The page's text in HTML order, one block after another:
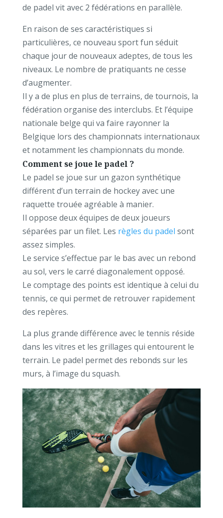
de padel vit avec 2 fédérations en parallèle.
En raison de ses caractéristiques si
particulières, ce nouveau sport fun séduit
chaque jour de nouveaux adeptes, de tous les
niveaux. Le nombre de pratiquants ne cesse
d’augmenter.
Il y a de plus en plus de terrains, de tournois, la
fédération organise des interclubs. Et l’équipe
nationale belge qui va faire rayonner la
Belgique lors des championnats internationaux
et notamment les championnats du monde.
Comment se joue le padel ?
Le padel se joue sur un gazon synthétique
différent d’un terrain de hockey avec une
raquette trouée agréable à manier.
Il oppose deux équipes de deux joueurs
séparées par un filet. Les règles du padel sont
assez simples.
Le service s’effectue par le bas avec un rebond
au sol, vers le carré diagonalement opposé.
Le comptage des points est identique à celui du
tennis, ce qui permet de retrouver rapidement
des repères.
La plus grande différence avec le tennis réside
dans les vitres et les grillages qui entourent le
terrain. Le padel permet des rebonds sur les
murs, à l’image du squash.